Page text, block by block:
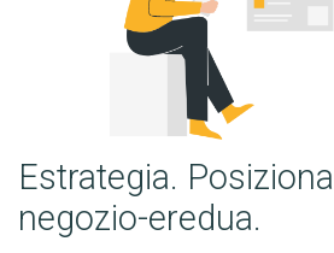
Estrategia.
negozio-eredua.